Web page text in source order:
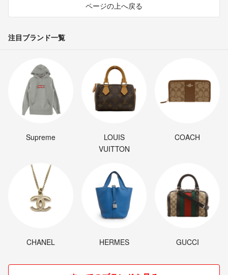
ページの上へ戻る
注目ブランド一覧
Supreme
LOUIS
VUITTON
COACH
CHANEL HERMES GUCCI